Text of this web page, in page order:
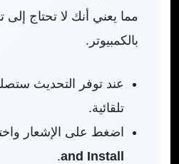
مما يعني أنك لا تحتاج إلى
بالكمبيوتر.
عند توفر التحديث
تلقائية.
اضغط على الإشعار
and Install
.